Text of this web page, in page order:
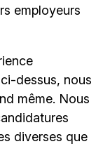
employeurs
dessus, nous
même. Nous
diverses que